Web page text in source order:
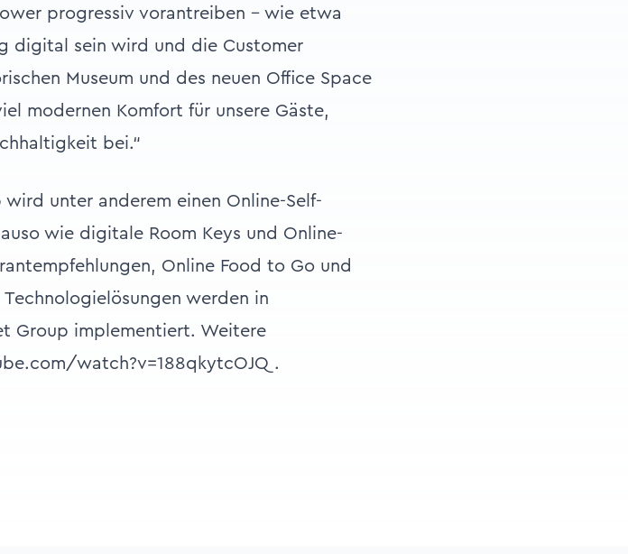
progressiv vorantreiben – wie etwa
digital sein wird und die Customer
Museum und des neuen Office Space
modernen Komfort für unsere Gäste,
bei.“
unter anderem einen Online-Self-
wie digitale Room Keys und Online-
Online Food to Go und
werden in
Group implementiert. Weitere
watch?v=188qkytcOJQ .